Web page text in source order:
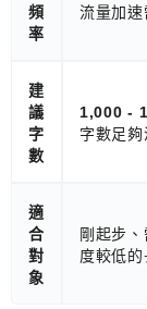
頻
率
流量加速
建
議
字
數
1,000 -
字數足
適
合
對
象
剛起步
度較低的